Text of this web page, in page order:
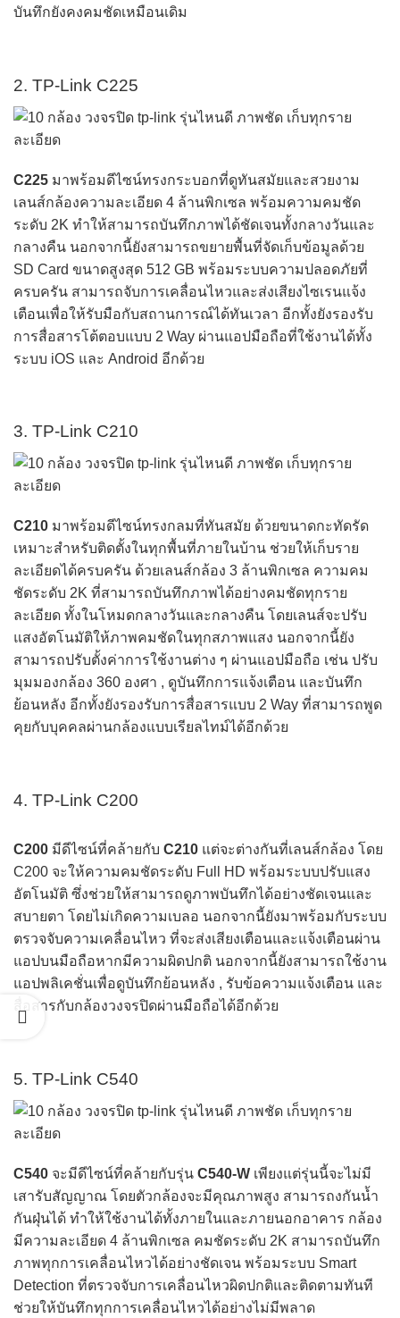
บันทึกยังคงคมชัดเหมือนเดิม
2. TP-Link C225
C225 มาพร้อมดีไซน์ทรงกระบอกที่ดูทันสมัยและสวยงาม
เลนส์กล้องความละเอียด 4 ล้านพิกเซล พร้อมความคมชัด
ระดับ 2K ทำให้สามารถบันทึกภาพได้ชัดเจนทั้งกลางวันและ
กลางคืน นอกจากนี้ยังสามารถขยายพื้นที่จัดเก็บข้อมูลด้วย
SD Card ขนาดสูงสุด 512 GB พร้อมระบบความปลอดภัยที่
ครบครัน สามารถจับการเคลื่อนไหวและส่งเสียงไซเรนแจ้ง
เตือนเพื่อให้รับมือกับสถานการณ์ได้ทันเวลา อีกทั้งยังรองรับ
การสื่อสารโต้ตอบแบบ 2 Way ผ่านแอปมือถือที่ใช้งานได้ทั้ง
ระบบ iOS และ Android อีกด้วย
3. TP-Link C210
C210 มาพร้อมดีไซน์ทรงกลมที่ทันสมัย ด้วยขนาดกะทัดรัด
เหมาะสำหรับติดตั้งในทุกพื้นที่ภายในบ้าน ช่วยให้เก็บราย
ละเอียดได้ครบครัน ด้วยเลนส์กล้อง 3 ล้านพิกเซล ความคม
ชัดระดับ 2K ที่สามารถบันทึกภาพได้อย่างคมชัดทุกราย
ละเอียด ทั้งในโหมดกลางวันและกลางคืน โดยเลนส์จะปรับ
แสงอัตโนมัติให้ภาพคมชัดในทุกสภาพแสง นอกจากนี้ยัง
สามารถปรับตั้งค่าการใช้งานต่าง ๆ ผ่านแอปมือถือ เช่น ปรับ
มุมมองกล้อง 360 องศา , ดูบันทึกการแจ้งเตือน และบันทึก
ย้อนหลัง อีกทั้งยังรองรับการสื่อสารแบบ 2 Way ที่สามารถพูด
คุยกับบุคคลผ่านกล้องแบบเรียลไทม์ได้อีกด้วย
4. TP-Link C200
C200 มีดีไซน์ที่คล้ายกับ C210 แต่จะต่างกันที่เลนส์กล้อง โดย
C200 จะให้ความคมชัดระดับ Full HD พร้อมระบบปรับแสง
อัตโนมัติ ซึ่งช่วยให้สามารถดูภาพบันทึกได้อย่างชัดเจนและ
สบายตา โดยไม่เกิดความเบลอ นอกจากนี้ยังมาพร้อมกับระบบ
ตรวจจับความเคลื่อนไหว ที่จะส่งเสียงเตือนและแจ้งเตือนผ่าน
แอปบนมือถือหากมีความผิดปกติ นอกจากนี้ยังสามารถใช้งาน
แอปพลิเคชั่นเพื่อดูบันทึกย้อนหลัง , รับข้อความแจ้งเตือน และ
สื่อสารกับกล้องวงจรปิดผ่านมือถือได้อีกด้วย
5. TP-Link C540
C540 จะมีดีไซน์ที่คล้ายกับรุ่น C540-W เพียงแต่รุ่นนี้จะไม่มี
เสารับสัญญาณ โดยตัวกล้องจะมีคุณภาพสูง สามารถงกันน้ำ
กันฝุ่นได้ ทำให้ใช้งานได้ทั้งภายในและภายนอกอาคาร กล้อง
มีความละเอียด 4 ล้านพิกเซล คมชัดระดับ 2K สามารถบันทึก
ภาพทุกการเคลื่อนไหวได้อย่างชัดเจน พร้อมระบบ Smart
Detection ที่ตรวจจับการเคลื่อนไหวผิดปกติและติดตามทันที
ช่วยให้บันทึกทุกการเคลื่อนไหวได้อย่างไม่มีพลาด